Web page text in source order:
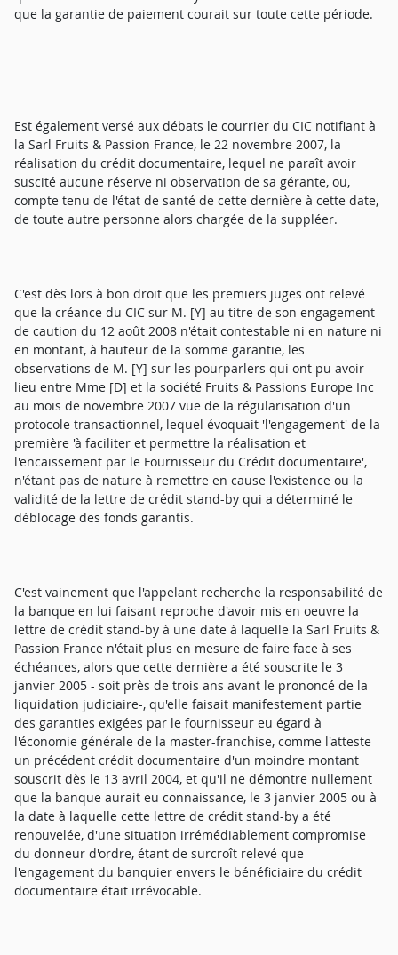
que la garantie de paiement courait sur toute cette période.
Est également versé aux débats le courrier du CIC notifiant à
la Sarl Fruits & Passion France, le 22 novembre 2007, la
réalisation du crédit documentaire, lequel ne paraît avoir
suscité aucune réserve ni observation de sa gérante, ou,
compte tenu de l'état de santé de cette dernière à cette date,
de toute autre personne alors chargée de la suppléer.
C'est dès lors à bon droit que les premiers juges ont relevé
que la créance du CIC sur M. [Y] au titre de son engagement
de caution du 12 août 2008 n'était contestable ni en nature ni
en montant, à hauteur de la somme garantie, les
observations de M. [Y] sur les pourparlers qui ont pu avoir
lieu entre Mme [D] et la société Fruits & Passions Europe Inc
au mois de novembre 2007 vue de la régularisation d'un
protocole transactionnel, lequel évoquait 'l'engagement' de la
première 'à faciliter et permettre la réalisation et
l'encaissement par le Fournisseur du Crédit documentaire',
n'étant pas de nature à remettre en cause l'existence ou la
validité de la lettre de crédit stand-by qui a déterminé le
déblocage des fonds garantis.
C'est vainement que l'appelant recherche la responsabilité de
la banque en lui faisant reproche d'avoir mis en oeuvre la
lettre de crédit stand-by à une date à laquelle la Sarl Fruits &
Passion France n'était plus en mesure de faire face à ses
échéances, alors que cette dernière a été souscrite le 3
janvier 2005 - soit près de trois ans avant le prononcé de la
liquidation judiciaire-, qu'elle faisait manifestement partie
des garanties exigées par le fournisseur eu égard à
l'économie générale de la master-franchise, comme l'atteste
un précédent crédit documentaire d'un moindre montant
souscrit dès le 13 avril 2004, et qu'il ne démontre nullement
que la banque aurait eu connaissance, le 3 janvier 2005 ou à
la date à laquelle cette lettre de crédit stand-by a été
renouvelée, d'une situation irrémédiablement compromise
du donneur d'ordre, étant de surcroît relevé que
l'engagement du banquier envers le bénéficiaire du crédit
documentaire était irrévocable.